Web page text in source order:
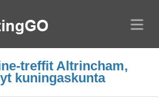
treffit Altrincham,
kuningaskunta